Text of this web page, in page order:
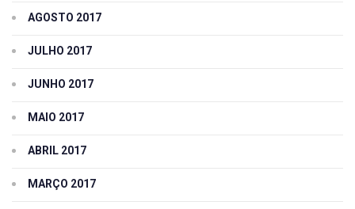
AGOSTO 2017
JULHO 2017
JUNHO 2017
MAIO 2017
ABRIL 2017
MARÇO 2017